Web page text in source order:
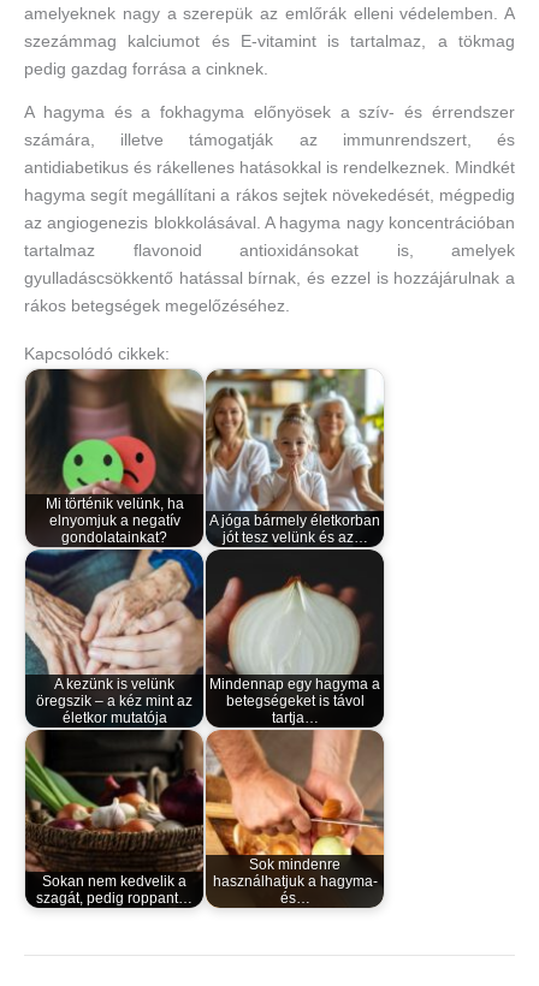
amelyeknek nagy a szerepük az emlőrák elleni védelemben. A
szezámmag kalciumot és E-vitamint is tartalmaz, a tökmag
pedig gazdag forrása a cinknek.
A hagyma és a fokhagyma előnyösek a szív- és érrendszer
számára, illetve támogatják az immunrendszert, és
antidiabetikus és rákellenes hatásokkal is rendelkeznek. Mindkét
hagyma segít megállítani a rákos sejtek növekedését, mégpedig
az angiogenezis blokkolásával. A hagyma nagy koncentrációban
tartalmaz flavonoid antioxidánsokat is, amelyek
gyulladáscsökkentő hatással bírnak, és ezzel is hozzájárulnak a
rákos betegségek megelőzéséhez.
Kapcsolódó cikkek:
Mi történik velünk, ha
elnyomjuk a negatív
gondolatainkat?
A jóga bármely életkorban
jót tesz velünk és az…
A kezünk is velünk
öregszik – a kéz mint az
életkor mutatója
Mindennap egy hagyma a
betegségeket is távol
tartja…
Sokan nem kedvelik a
szagát, pedig roppant…
Sok mindenre
használhatjuk a hagyma-
és…